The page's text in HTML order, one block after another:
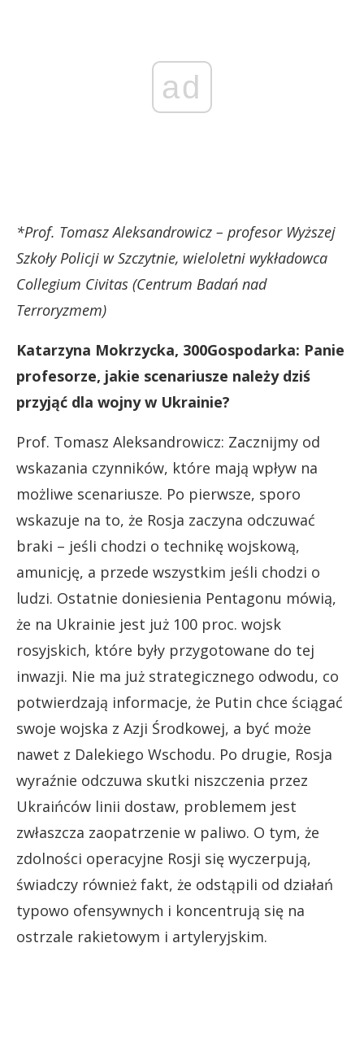
ad
*Prof. Tomasz Aleksandrowicz – profesor Wyższej
Szkoły Policji w Szczytnie, wieloletni wykładowca
Collegium Civitas (Centrum Badań nad
Terroryzmem)
Katarzyna Mokrzycka, 300Gospodarka: Panie
profesorze, jakie scenariusze należy dziś
przyjąć dla wojny w Ukrainie?
Prof. Tomasz Aleksandrowicz: Zacznijmy od
wskazania czynników, które mają wpływ na
możliwe scenariusze. Po pierwsze, sporo
wskazuje na to, że Rosja zaczyna odczuwać
braki – jeśli chodzi o technikę wojskową,
amunicję, a przede wszystkim jeśli chodzi o
ludzi. Ostatnie doniesienia Pentagonu mówią,
że na Ukrainie jest już 100 proc. wojsk
rosyjskich, które były przygotowane do tej
inwazji. Nie ma już strategicznego odwodu, co
potwierdzają informacje, że Putin chce ściągać
swoje wojska z Azji Środkowej, a być może
nawet z Dalekiego Wschodu. Po drugie, Rosja
wyraźnie odczuwa skutki niszczenia przez
Ukraińców linii dostaw, problemem jest
zwłaszcza zaopatrzenie w paliwo. O tym, że
zdolności operacyjne Rosji się wyczerpują,
świadczy również fakt, że odstąpili od działań
typowo ofensywnych i koncentrują się na
ostrzale rakietowym i artyleryjskim.